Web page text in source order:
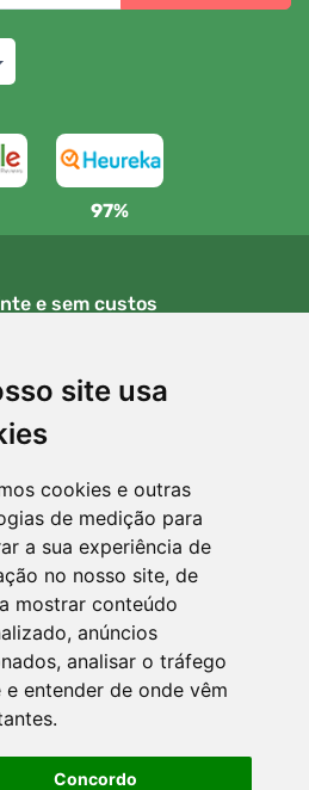
site usa
cookies e outras
de medição para
a sua experiência de
no nosso site, de
mostrar conteúdo
anúncios
analisar o tráfego
entender de onde vêm
Concordo
97%
e sem custos
superiores a 80 EUR
gratuitas
a sua encomenda em qualquer
dias
plantamos uma árvore! Leia mais